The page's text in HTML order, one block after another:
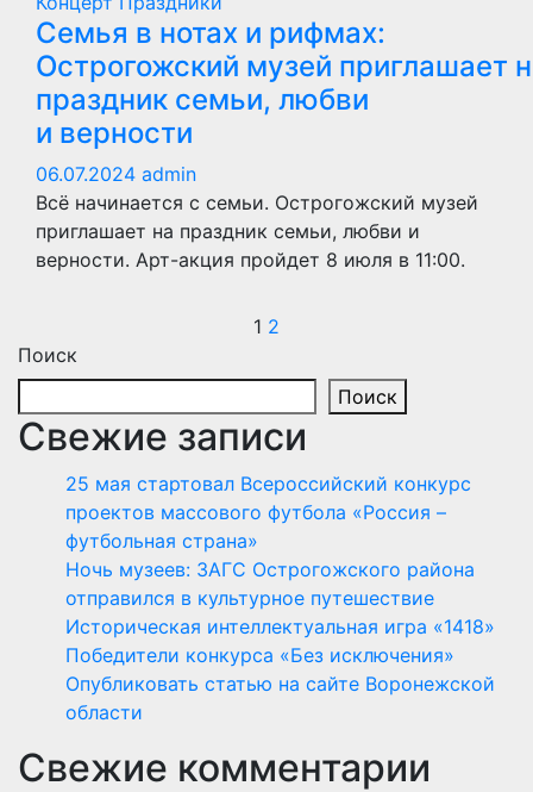
Семья в нотах и рифмах:
Острогожский музей приглашает
праздник семьи, любви
и верности
06.07.2024 admin
Всё начинается с семьи. Острогожский музей
приглашает на праздник семьи, любви и
верности. Арт-акция пройдет 8 июля в 11:00.
Пагинация
записей
1 2
Поиск
Поиск
Свежие записи
25 мая стартовал Всероссийский конкурс
проектов массового футбола «Россия –
футбольная страна»
Ночь музеев: ЗАГС Острогожского района
отправился в культурное путешествие
Историческая интеллектуальная игра «1418»
Победители конкурса «Без исключения»
Опубликовать статью на сайте Воронежской
области
Свежие комментарии